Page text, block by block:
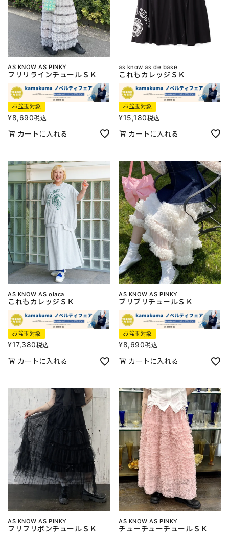
AS KNOW AS PINKY
フリリラインチュールＳＫ
お盆玉対象
¥8,690税込
カートに入れる
as know as de base
これもカレッジＳＫ
お盆玉対象
¥15,180税込
カートに入れる
AS KNOW AS olaca
これもカレッジＳＫ
お盆玉対象
¥17,380税込
カートに入れる
AS KNOW AS PINKY
ブリブリチュールＳＫ
お盆玉対象
¥8,690税込
カートに入れる
AS KNOW AS PINKY
フリフリボンチュールＳＫ
AS KNOW AS PINKY
チューチューチュールＳＫ